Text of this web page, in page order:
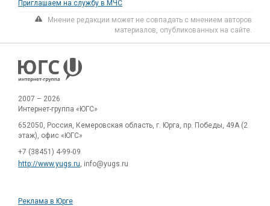
Приглашаем на службу в МЧС
Мнение редакции может не совпадать с мнением авторов
материалов, опубликованных на сайте.
2007 – 2026
Интернет-группа «ЮГС»
652050, Россия, Кемеровская область, г. Юрга, пр. Победы, 49А (2
этаж), офис «ЮГС»
+7 (38451) 4-99-09
http://www.yugs.ru , info@yugs.ru
Реклама в Юрге